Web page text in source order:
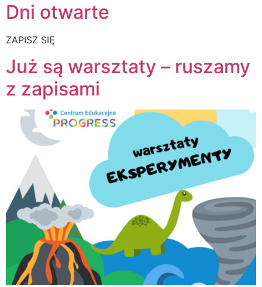
Dni otwarte
ZAPISZ SIĘ
Już są warsztaty – ruszamy
z zapisami